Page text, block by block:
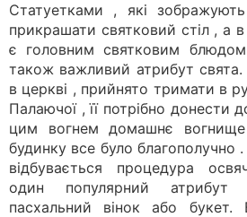
Статуетками , які
прикрашати святковий стіл , а в
є головним святковим
також важливий атрибут
в церкві , прийнято тримати в
Палаючої , її потрібно донести
цим вогнем домашнє
будинку все було
відбувається процедура
один популярний
пасхальний вінок або букет.